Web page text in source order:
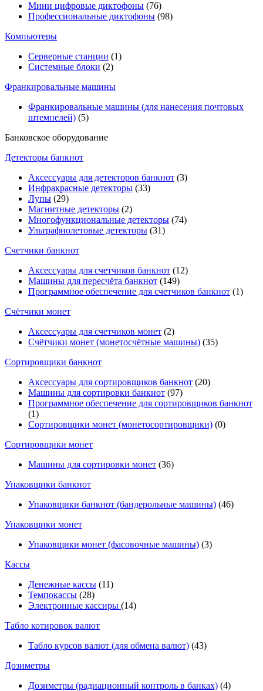
Мини цифровые диктофоны (76)
Профессиональные диктофоны (98)
Компьютеры
Серверные станции (1)
Системные блоки (2)
Франкировальные машины
Франкировальные машины (для нанесения почтовых
штемпелей) (5)
Банковское оборудование
Детекторы банкнот
Аксессуары для детекторов банкнот (3)
Инфракрасные детекторы (33)
Лупы (29)
Магнитные детекторы (2)
Многофункциональные детекторы (74)
Ультрафиолетовые детекторы (31)
Счетчики банкнот
Аксессуары для счетчиков банкнот (12)
Машины для пересчёта банкнот (149)
Программное обеспечение для счетчиков банкнот (1)
Счётчики монет
Аксессуары для счетчиков монет (2)
Счётчики монет (монетосчётные машины) (35)
Cортировщики банкнот
Аксессуары для сортировщиков банкнот (20)
Машины для сортировки банкнот (97)
Программное обеспечение для сортировщиков банкнот
(1)
Сортировщики монет (монетосортировщики) (0)
Сортировщики монет
Машины для сортировки монет (36)
Упаковщики банкнот
Упаковщики банкнот (бандерольные машины) (46)
Упаковщики монет
Упаковщики монет (фасовочные машины) (3)
Кассы
Денежные кассы (11)
Темпокассы (28)
Электронные кассиры (14)
Табло котировок валют
Табло курсов валют (для обмена валют) (43)
Дозиметры
Дозиметры (радиационный контроль в банках) (4)